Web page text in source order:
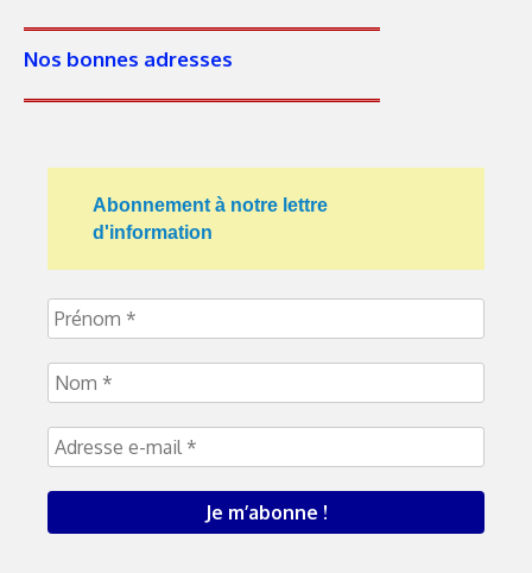
Nos bonnes adresses
Abonnement à notre lettre
d'information